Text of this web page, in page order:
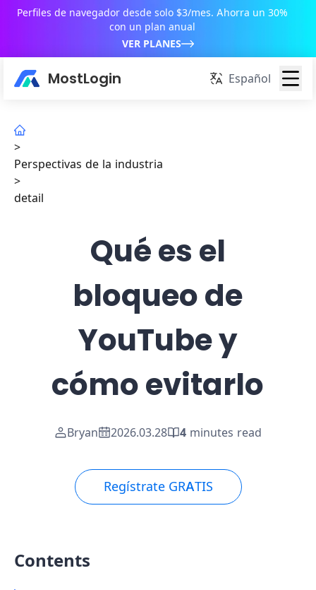
Perfiles de navegador desde solo $3/mes. Ahorra un 30%
con un plan anual
VER PLANES
MostLogin Español
>
Perspectivas de la industria
>
detail
Qué es el
bloqueo de
YouTube y
cómo evitarlo
Bryan 2026.03.28 4 minutes read
Regístrate GRATIS
Contents